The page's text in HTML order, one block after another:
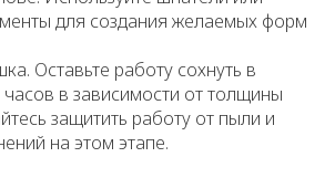
для создания желаемых форм
Оставьте работу сохнуть в
в зависимости от толщины
защитить работу от пыли и
на этом этапе.